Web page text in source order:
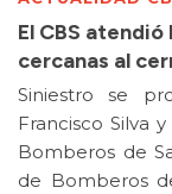
El CBS
cercanas al
Siniestro se
Francisco Silva
Bomberos de
de Bomberos